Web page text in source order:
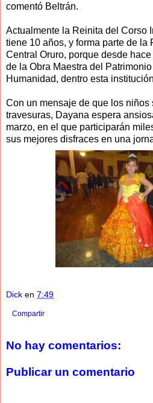
comentó Beltrán.
Actualmente la Reinita del Corso
tiene 10 años, y forma parte de la
Central Oruro, porque desde
de la Obra Maestra del
Humanidad, dentro esta
Con un mensaje de que los niños
travesuras, Dayana espera
marzo, en el que participarán
sus mejores disfraces en una
Dick en 7:49
Compartir
No hay comentarios:
Publicar un comentario